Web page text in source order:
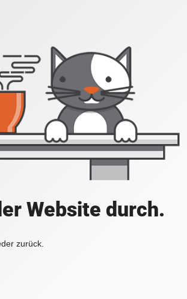
Website durch.
zurück.